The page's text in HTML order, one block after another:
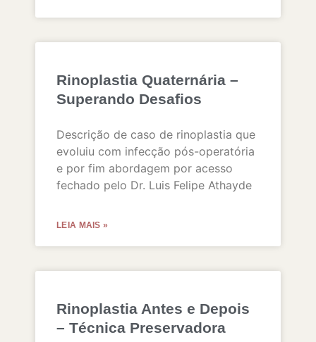
Rinoplastia Quaternária –
Superando Desafios
Descrição de caso de rinoplastia que
evoluiu com infecção pós-operatória
e por fim abordagem por acesso
fechado pelo Dr. Luis Felipe Athayde
LEIA MAIS »
Rinoplastia Antes e Depois
– Técnica Preservadora